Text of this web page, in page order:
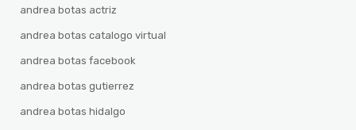
andrea botas actriz
andrea botas catalogo virtual
andrea botas facebook
andrea botas gutierrez
andrea botas hidalgo